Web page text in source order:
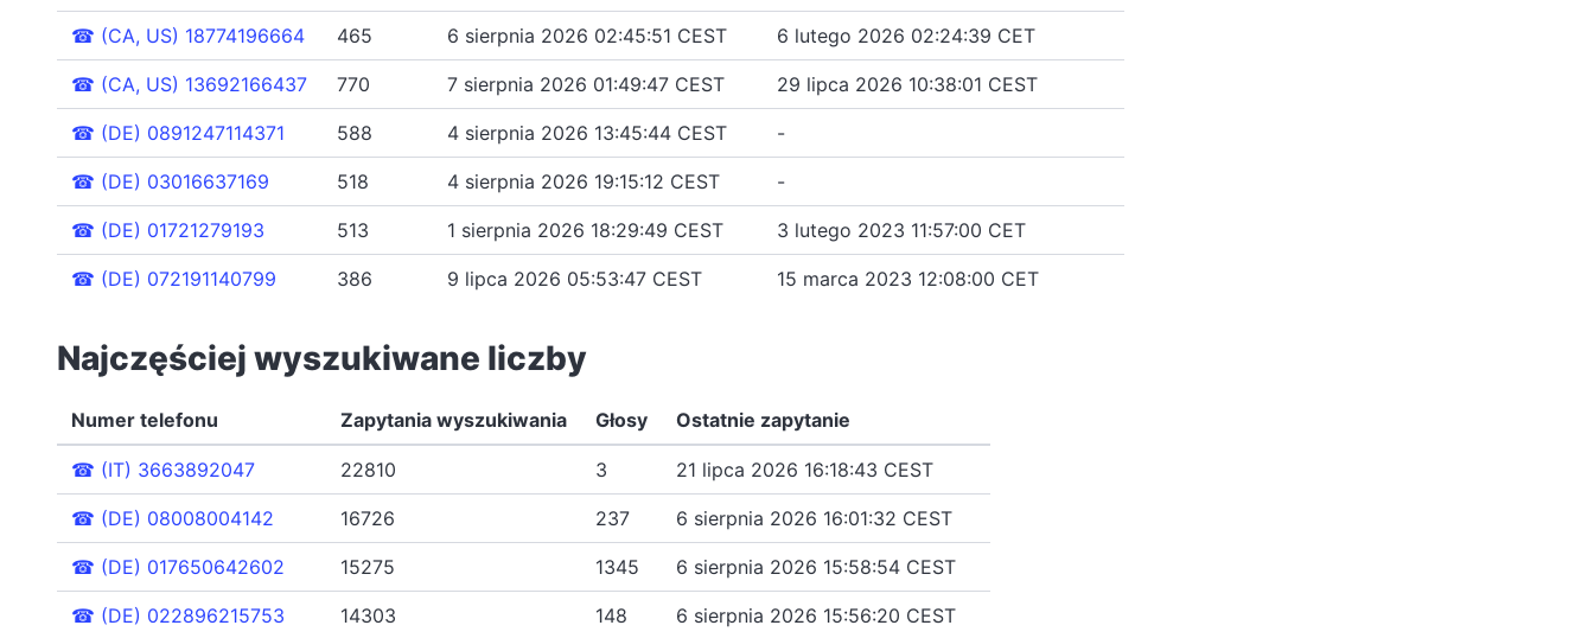
☎ (CA, US) 18774196664 465 6 sierpnia 2026 02:45:51 CEST 6 lutego 2026 02:24:39 CET
☎ (CA, US) 13692166437 770 7 sierpnia 2026 01:49:47 CEST 29 lipca 2026 10:38:01 CEST
☎ (DE) 0891247114371 588 4 sierpnia 2026 13:45:44 CEST -
☎ (DE) 03016637169 518 4 sierpnia 2026 19:15:12 CEST -
☎ (DE) 01721279193 513 1 sierpnia 2026 18:29:49 CEST 3 lutego 2023 11:57:00 CET
☎ (DE) 072191140799 386 9 lipca 2026 05:53:47 CEST 15 marca 2023 12:08:00 CET
Najczęściej wyszukiwane liczby
Numer telefonu Zapytania wyszukiwania Głosy Ostatnie zapytanie
☎ (IT) 3663892047 22810 3 21 lipca 2026 16:18:43 CEST
☎ (DE) 08008004142 16726 237 6 sierpnia 2026 16:01:32 CEST
☎ (DE) 017650642602 15275 1345 6 sierpnia 2026 15:58:54 CEST
☎ (DE) 022896215753 14303 148 6 sierpnia 2026 15:56:20 CEST